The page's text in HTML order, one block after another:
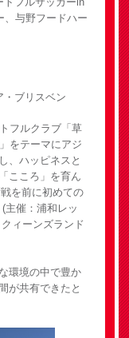
、与野フードハー
ブリスベン
フルクラブ「草
をテーマにアジ
、ハッピネスと
こころ」を育ん
を前に初めての
主催：浦和レッ
ィーンズランド
環境の中で豊か
が共有できたと